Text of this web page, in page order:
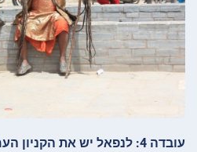
עובדה 4: לנפאל יש את הקניון העמוק ביותר בעולם